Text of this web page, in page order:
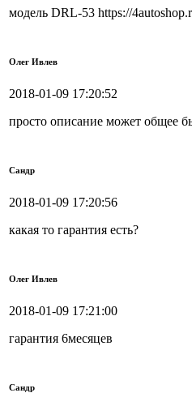
модель DRL-53 https://
Олег Ивлев
2018-01-09 17:20:52
просто описание может общее
Сандр
2018-01-09 17:20:56
какая то гарантия есть?
Олег Ивлев
2018-01-09 17:21:00
гарантия 6месяцев
Сандр